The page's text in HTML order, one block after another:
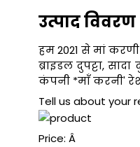
उत्पाद विवरण
हम2021 से मां
ब्राइडल दुपट्टा,
कंपनी *माँ करनी'
Tell us about your
Price: Â